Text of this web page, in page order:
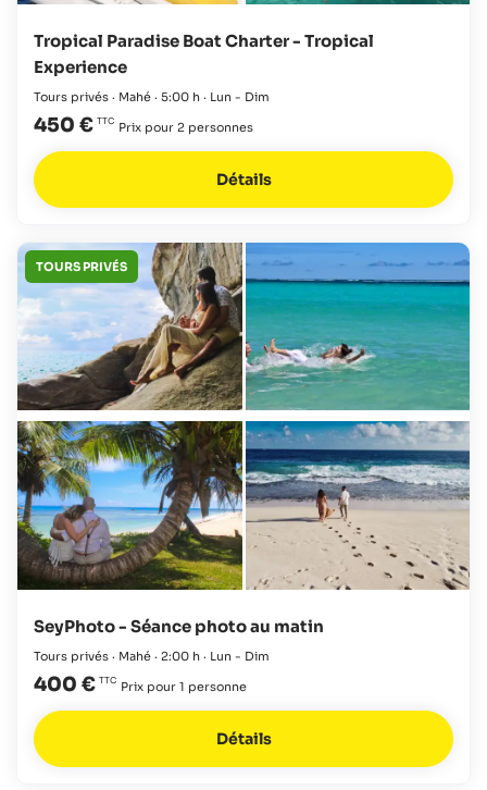
Tropical Paradise Boat Charter - Tropical
Experience
Tours privés · Mahé · 5:00 h · Lun - Dim
450 € Prix pour 2 personnes
Détails
TOURS PRIVÉS
SeyPhoto - Séance photo au matin
Tours privés · Mahé · 2:00 h · Lun - Dim
400 € Prix pour 1 personne
Détails